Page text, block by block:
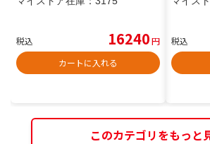
税込 16240円
カートに入れる
税込
このカテゴリをもっと